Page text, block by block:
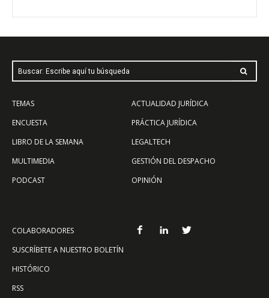
Buscar: Escribe aquí tu búsqueda
TEMAS
ENCUESTA
LIBRO DE LA SEMANA
MULTIMEDIA
PODCAST
ACTUALIDAD JURÍDICA
PRÁCTICA JURÍDICA
LEGALTECH
GESTIÓN DEL DESPACHO
OPINIÓN
COLABORADORES
SUSCRÍBETE A NUESTRO BOLETÍN
HISTÓRICO
RSS